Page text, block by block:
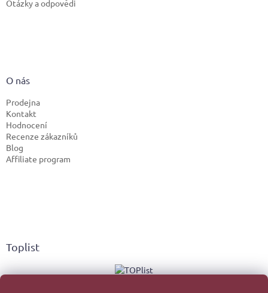
Otázky a odpovědi
O nás
Prodejna
Kontakt
Hodnocení
Recenze zákazníků
Blog
Affiliate program
Toplist